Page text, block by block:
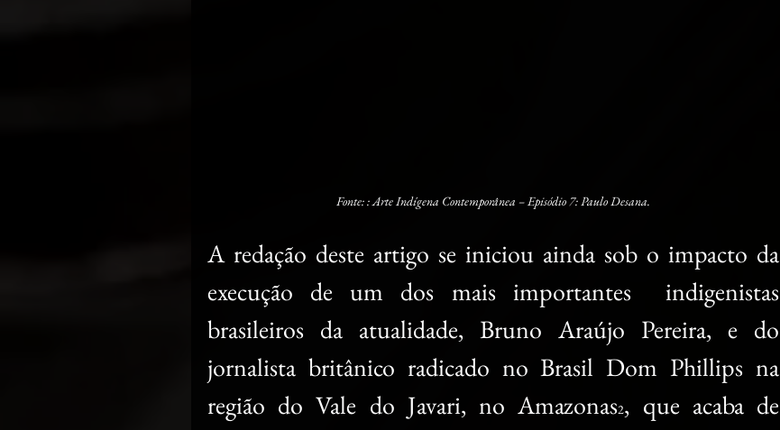
Fonte: : Arte Indígena Contemporânea – Episódio 7: Paulo Desana.
A redação deste artigo se iniciou ainda sob o impacto da
execução de um dos mais importantes  indigenistas
brasileiros da atualidade, Bruno Araújo Pereira, e do
jornalista britânico radicado no Brasil Dom Phillips na
região do Vale do Javari, no Amazonas2, que acaba de